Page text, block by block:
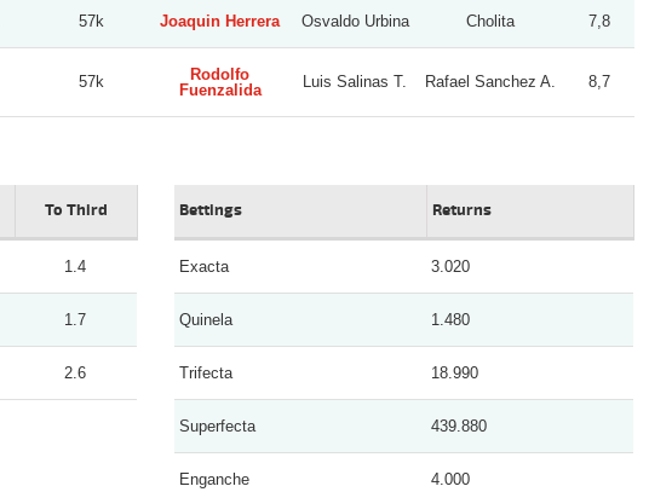
57k Joaquin Herrera Osvaldo Urbina Cholita 7,8
57k
Rodolfo
Fuenzalida
Luis Salinas T. Rafael Sanchez A. 8,7
To Third
1.4
1.7
2.6
Bettings Returns
Exacta 3.020
Quinela 1.480
Trifecta 18.990
Superfecta 439.880
Enganche 4.000